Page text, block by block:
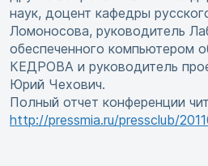
наук, доцент кафедры
Ломоносова, руководитель
обеспеченного компьютером
КЕДРОВА и руководитель
Юрий Чехович.
Полный отчет конференции
http://pressmia.ru/pressclub/